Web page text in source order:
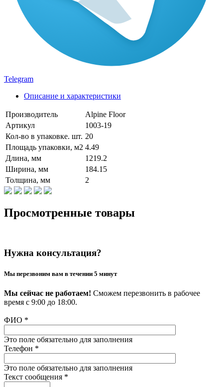
Telegram
Описание и характеристики
Производитель
Alpine Floor
Артикул
1003-19
Кол-во в упаковке. шт. 20
Площадь упаковки, м2 4.49
Длина, мм
1219.2
Ширина, мм
184.15
Толщина, мм
2
Просмотренные товары
Нужна консультация?
Мы перезвоним вам в течении 5 минут
Мы сейчас не работаем! Сможем перезвонить в рабочее
время с 9:00 до 18:00.
ФИО *
Это поле обязательно для заполнения
Телефон *
Это поле обязательно для заполнения
Текст сообщения *